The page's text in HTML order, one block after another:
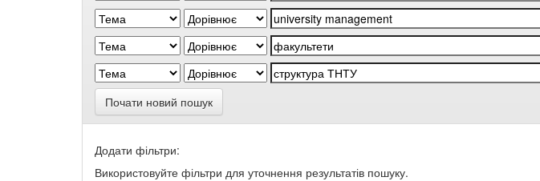
Почати новий пошук
Додати фільтри:
Використовуйте фільтри для уточнення результатів пошуку.